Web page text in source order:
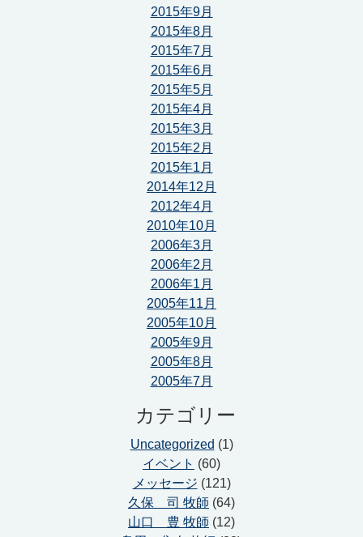
2015年9月
2015年8月
2015年7月
2015年6月
2015年5月
2015年4月
2015年3月
2015年2月
2015年1月
2014年12月
2012年4月
2010年10月
2006年3月
2006年2月
2006年1月
2005年11月
2005年10月
2005年9月
2005年8月
2005年7月
カテゴリー
Uncategorized (1)
イベント (60)
メッセージ (121)
久保 司 牧師 (64)
山口 豊 牧師 (12)